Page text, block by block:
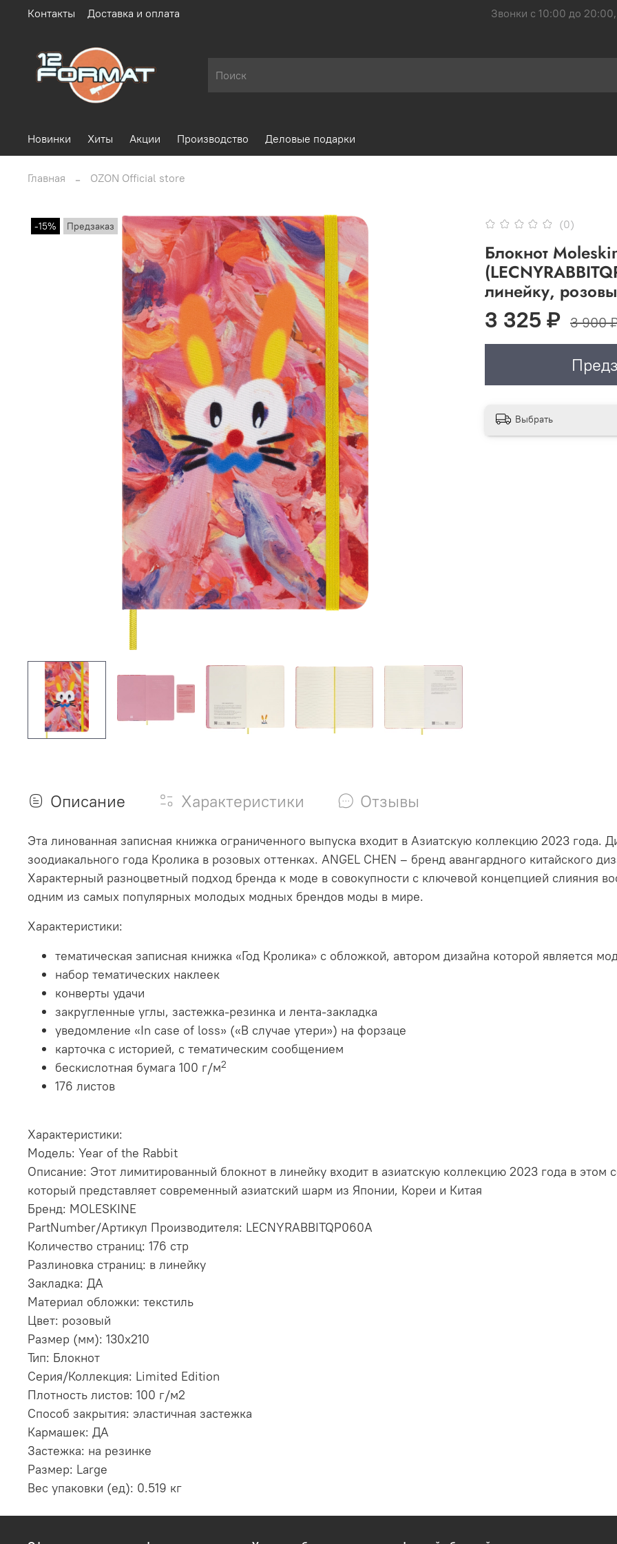
Контакты Доставка и оплата Звонки с 10:00 до 20:00,
Новинки Хиты Акции Производство Деловые подарки
Главная OZON Official store
-15% Предзаказ (0)
Блокнот
линейку,
3 325 ₽ 3 900
Выбрать
Описание Характеристики Отзывы
Эта линованная записная книжка ограниченного выпуска входит в Азиатскую коллекцию 2023 года.
зоодиакального года Кролика в розовых оттенках. ANGEL CHEN – бренд авангардного китайского
Характерный разноцветный подход бренда к моде в совокупности с ключевой концепцией слияния
одним из самых популярных молодых модных брендов моды в мире.
Характеристики:
тематическая записная книжка «Год Кролика» с обложкой, автором дизайна которой является
набор тематических наклеек
конверты удачи
закругленные углы, застежка-резинка и лента-закладка
уведомление «In case of loss» («В случае утери») на форзаце
карточка с историей, с тематическим сообщением
бескислотная бумага 100 г/м2
176 листов
Характеристики:
Модель: Year of the Rabbit
Описание: Этот лимитированный блокнот в линейку входит в азиатскую коллекцию 2023 года в этом
который представляет современный азиатский шарм из Японии, Кореи и Китая
Бренд: MOLESKINE
PartNumber/Артикул Производителя: LECNYRABBITQP060A
Количество страниц: 176 стр
Разлиновка страниц: в линейку
Закладка: ДА
Материал обложки: текстиль
Цвет: розовый
Размер (мм): 130х210
Тип: Блокнот
Серия/Коллекция: Limited Edition
Плотность листов: 100 г/м2
Способ закрытия: эластичная застежка
Кармашек: ДА
Застежка: на резинке
Размер: Large
Вес упаковки (ед): 0.519 кг